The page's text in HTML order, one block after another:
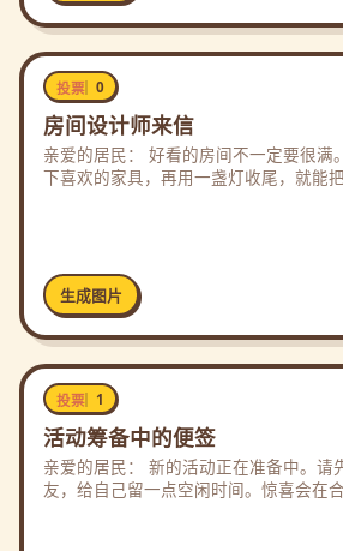
投票 0
房间设计师来信
亲爱的居民： 好看的房间不一定要很满。留出走动的路，放
下喜欢的家具，再用一盏灯收尾，就能
生成图片
投票 1
活动筹备中的便签
亲爱的居民： 新的活动正在准备中。请先整理背包，叫上朋
友，给自己留一点空闲时间。惊喜会在